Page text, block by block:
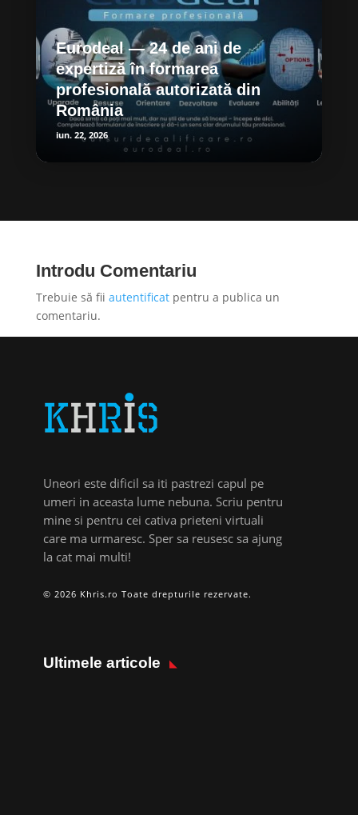
Eurodeal — 24 de ani de
expertiză în formarea
profesională autorizată din
România
iun. 22, 2026
Introdu Comentariu
Trebuie să fii autentificatpentru a publica un
comentariu.
Uneori este dificil sa iti pastrezi capul pe
umeri in aceasta lume nebuna. Scriu pentru
mine si pentru cei cativa prieteni virtuali
care ma urmaresc. Sper sa reusesc sa ajung
la cat mai multi!
© 2026 Khris.ro Toate drepturile rezervate.
Ultimele articole